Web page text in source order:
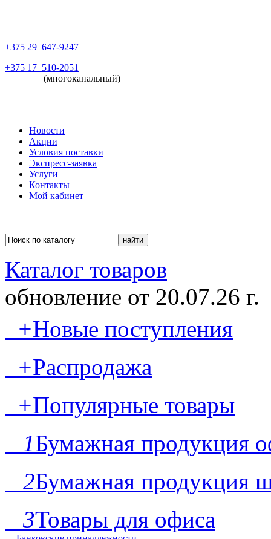
+375 29 647-9247
+375 17 510-2051
(многоканальный)
Новости
Акции
Условия поставки
Экспресс-заявка
Услуги
Контакты
Мой кабинет
Каталог товаров
обновление от 20.07.26 г.
+Новые поступления
+Распродажа
+Популярные товары
1Бумажная продукция
2Бумажная продукция
3Товары для офиса